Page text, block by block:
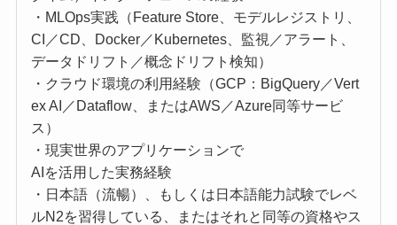
・MLOps実践（Feature Store、モデルレジストリ、
CI／CD、Docker／Kubernetes、監視／アラート、
データドリフト／概念ドリフト検知）
・クラウド環境の利用経験（GCP：BigQuery／Vert
ex AI／Dataflow、またはAWS／Azure同等サービ
ス）
・現実世界のアプリケーションで
AIを活用した実務経験
・日本語（流暢）、もしくは日本語能力試験でレベ
ルN2を習得している、またはそれと同等の資格やス